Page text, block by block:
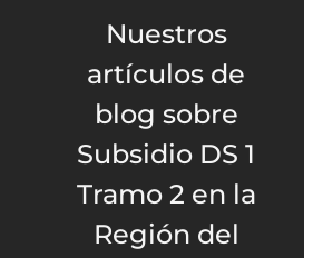
Nuestros
artículos de
blog sobre
Subsidio DS 1
Tramo 2 en la
Región del